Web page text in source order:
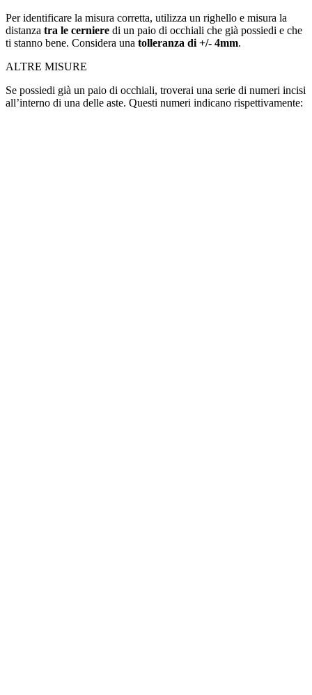
Per identificare la misura corretta, utilizza un righello e misura la
distanza tra le cerniere di un paio di occhiali che già possiedi e che
ti stanno bene. Considera una tolleranza di +/- 4mm.
ALTRE MISURE
Se possiedi già un paio di occhiali, troverai una serie di numeri incisi
all’interno di una delle aste. Questi numeri indicano rispettivamente: